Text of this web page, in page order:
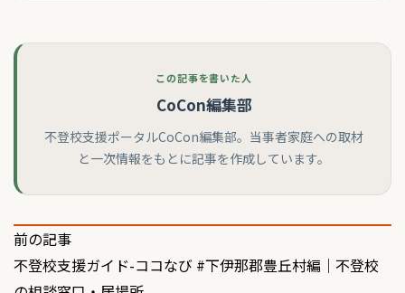
この記事を書いた人
CoCon編集部
不登校支援ポータルCoCon編集部。当事者家庭への取材
と一次情報をもとに記事を作成しています。
投
稿
前の記事
不登校支援ガイド-ココなび #下伊那郡豊丘村編｜不登校